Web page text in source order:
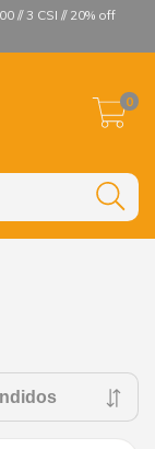
// 3 CSI // 20% off
0